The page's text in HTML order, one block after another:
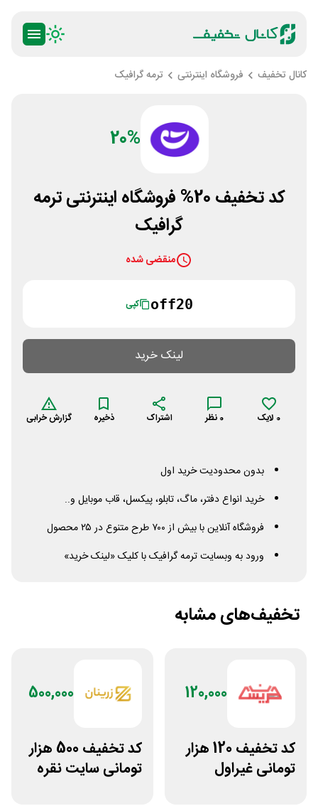
کانال تخفیف فروشگاه اینترنتی ترمه گرافیک
20%
کد تخفیف 20% فروشگاه اینترنتی ترمه
گرافیک
منقضی شده
off20‌ کپی
لینک خرید
0 لایک 0 نظر اشتراک ذخیره گزارش خرابی
بدون محدودیت خرید اول
خرید انواع دفتر، ماگ، تابلو، پیکسل، قاب موبایل و..
فروشگاه آنلاین با بیش از ۷۰۰ طرح متنوع در ۲۵ محصول
ورود به وبسایت ترمه گرافیک با کلیک «لینک خرید»
تخفیف‌های مشابه
120,000
کد تخفیف 120 هزار
تومانی غیراول
500,000
کد تخفیف 500 هزار
تومانی سایت نقره